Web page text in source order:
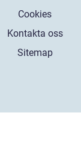
Cookies
Kontakta oss
Sitemap